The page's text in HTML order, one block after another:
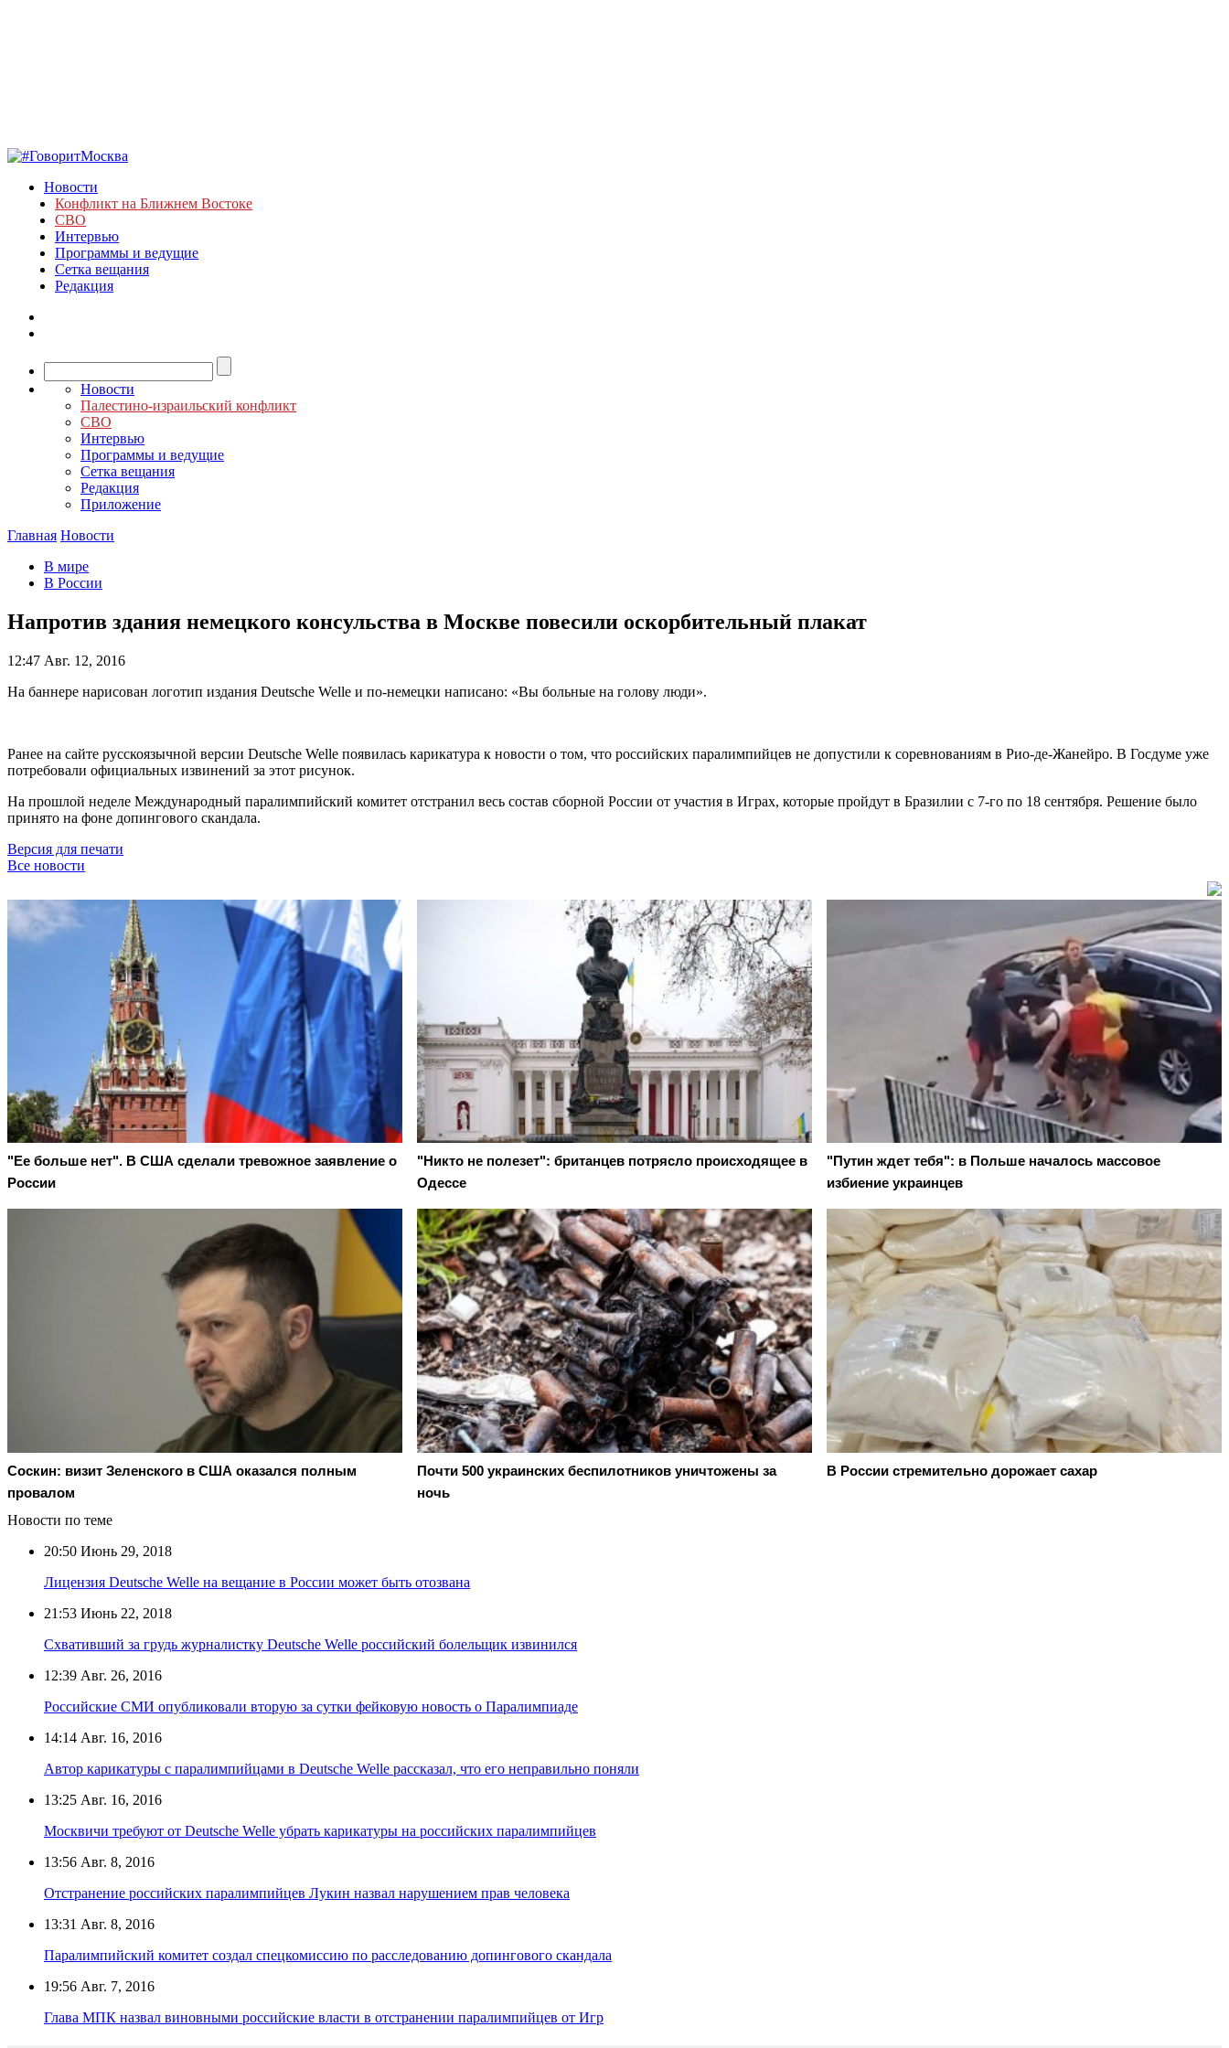
Новости
Конфликт на Ближнем Востоке
СВО
Интервью
Программы и ведущие
Сетка вещания
Редакция
Новости
Палестино-израильский конфликт
СВО
Интервью
Программы и ведущие
Сетка вещания
Редакция
Приложение
Главная Новости
В мире
В России
Напротив здания немецкого консульства в Москве повесили оскорбительный плакат
12:47 Авг. 12, 2016
На баннере нарисован логотип издания Deutsche Welle и по-немецки написано: «Вы больные на голову люди».
Ранее на сайте русскоязычной версии Deutsche Welle появилась карикатура к новости о том, что российских паралимпийцев не допустили к соревнованиям в Рио-де-Жанейро. В Госдуме уже
потребовали официальных извинений за этот рисунок.
На прошлой неделе Международный паралимпийский комитет отстранил весь состав сборной России от участия в Играх, которые пройдут в Бразилии с 7-го по 18 сентября. Решение было
принято на фоне допингового скандала.
Версия для печати
Все новости
"Ее больше нет". В США сделали тревожное заявление о
России
"Никто не полезет": британцев потрясло происходящее в
Одессе
"Путин ждет тебя": в Польше началось массовое
избиение украинцев
Соскин: визит Зеленского в США оказался полным
провалом
Почти 500 украинских беспилотников уничтожены за
ночь
В России стремительно дорожает сахар
Новости по теме
20:50 Июнь 29, 2018
Лицензия Deutsche Welle на вещание в России может быть отозвана
21:53 Июнь 22, 2018
Схвативший за грудь журналистку Deutsche Welle российский болельщик извинился
12:39 Авг. 26, 2016
Российские СМИ опубликовали вторую за сутки фейковую новость о Паралимпиаде
14:14 Авг. 16, 2016
Автор карикатуры с паралимпийцами в Deutsche Welle рассказал, что его неправильно поняли
13:25 Авг. 16, 2016
Москвичи требуют от Deutsche Welle убрать карикатуры на российских паралимпийцев
13:56 Авг. 8, 2016
Отстранение российских паралимпийцев Лукин назвал нарушением прав человека
13:31 Авг. 8, 2016
Паралимпийский комитет создал спецкомиссию по расследованию допингового скандала
19:56 Авг. 7, 2016
Глава МПК назвал виновными российские власти в отстранении паралимпийцев от Игр